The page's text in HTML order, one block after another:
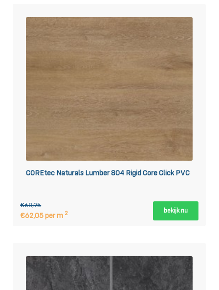
COREtec Naturals Lumber 804 Rigid Core Click PVC
€68,95
€62,05 per m 2 bekijk nu